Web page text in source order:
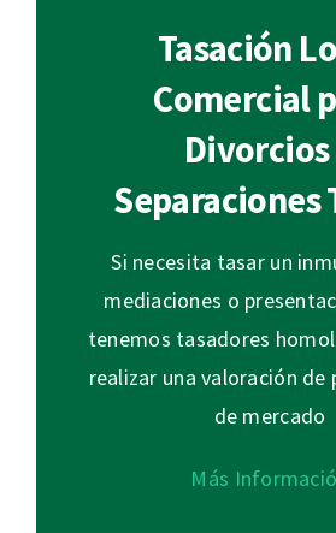
Tasación
Comercial
Divorcios
Separaciones
Si necesita tasar un
mediaciones o
tenemos tasadores
realizar una valoración de
de mercado
Más